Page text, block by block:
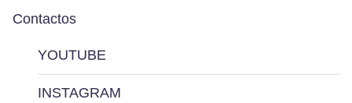
Contactos
YOUTUBE
INSTAGRAM